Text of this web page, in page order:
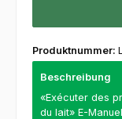
Produktnummer:
Beschreibung
«Exécuter des
du lait» E-